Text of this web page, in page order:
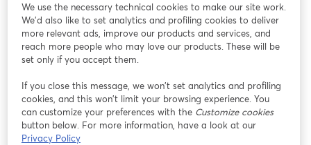
Gibt es Probleme?
wird in einem neuen Tab geöffnet
We use the necessary technical cookies to make our site work.
We'd also like to set analytics and profiling cookies to deliver
more relevant ads, improve our products and services, and
reach more people who may love our products. These will be
set only if you accept them.
If you close this message, we won’t set analytics and profiling
cookies, and this won’t limit your browsing experience. You
can customize your preferences with the Customize cookies
button below. For more information, have a look at our
Privacy Policy